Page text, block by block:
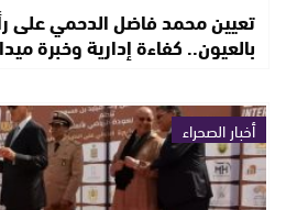
تعيين محمد فاضل الدحمي على
بالعيون.. كفاءة إدارية وخبرة
أخبار الصحراء